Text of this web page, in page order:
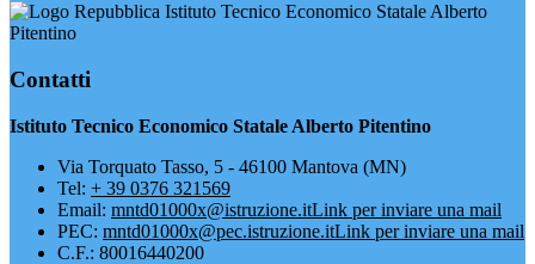
Istituto Tecnico Economico Statale Alberto
Pitentino
Contatti
Istituto Tecnico Economico Statale Alberto Pitentino
Via Torquato Tasso, 5 - 46100 Mantova (MN)
Tel: + 39 0376 321569
Email: mntd01000x@istruzione.itLink per inviare una mail
PEC: mntd01000x@pec.istruzione.itLink per inviare una mail
C.F.: 80016440200